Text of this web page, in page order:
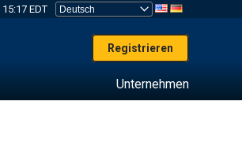
15:17 EDT
Registrieren
Unternehmen